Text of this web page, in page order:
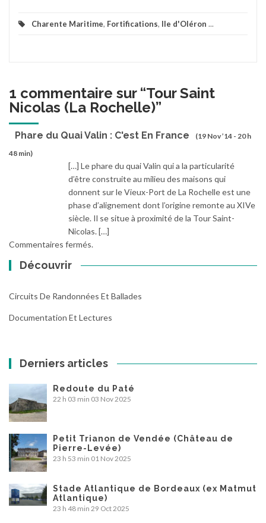
Charente Maritime, Fortifications, Ile d'Oléron ...
1 commentaire sur “Tour Saint
Nicolas (La Rochelle)”
Phare du Quai Valin : C'est En France
(19 Nov ’14 - 20 h
48 min)
[…] Le phare du quai Valin qui a la particularité
d’être construite au milieu des maisons qui
donnent sur le Vieux-Port de La Rochelle est une
phase d’alignement dont l’origine remonte au XIVe
siècle. Il se situe à proximité de la Tour Saint-
Nicolas. […]
Commentaires fermés.
Découvrir
Circuits De Randonnées Et Ballades
Documentation Et Lectures
Derniers articles
Redoute du Paté
22 h 03 min 03 Nov 2025
Petit Trianon de Vendée (Château de
Pierre-Levée)
23 h 53 min 01 Nov 2025
Stade Atlantique de Bordeaux (ex Matmut
Atlantique)
23 h 48 min 29 Oct 2025